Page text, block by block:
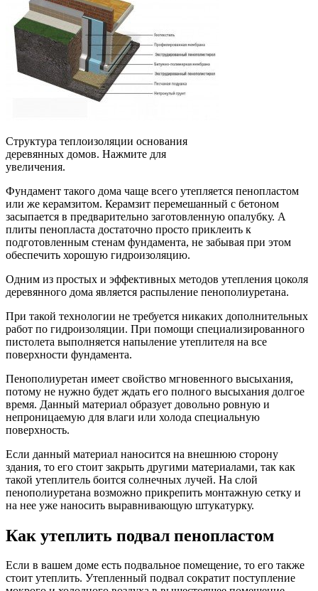
Структура теплоизоляции основания
деревянных домов. Нажмите для
увеличения.
Фундамент такого дома чаще всего утепляется пенопластом
или же керамзитом. Керамзит перемешанный с бетоном
засыпается в предварительно заготовленную опалубку. А
плиты пенопласта достаточно просто приклеить к
подготовленным стенам фундамента, не забывая при этом
обеспечить хорошую гидроизоляцию.
Одним из простых и эффективных методов утепления цоколя
деревянного дома является распыление пенополиуретана.
При такой технологии не требуется никаких дополнительных
работ по гидроизоляции. При помощи специализированного
пистолета выполняется напыление утеплителя на все
поверхности фундамента.
Пенополиуретан имеет свойство мгновенного высыхания,
потому не нужно будет ждать его полного высыхания долгое
время. Данный материал образует довольно ровную и
непроницаемую для влаги или холода специальную
поверхность.
Если данный материал наносится на внешнюю сторону
здания, то его стоит закрыть другими материалами, так как
такой утеплитель боится солнечных лучей. На слой
пенополиуретана возможно прикрепить монтажную сетку и
на нее уже наносить выравнивающую штукатурку.
Как утеплить подвал пенопластом
Если в вашем доме есть подвальное помещение, то его также
стоит утеплить. Утепленный подвал сократит поступление